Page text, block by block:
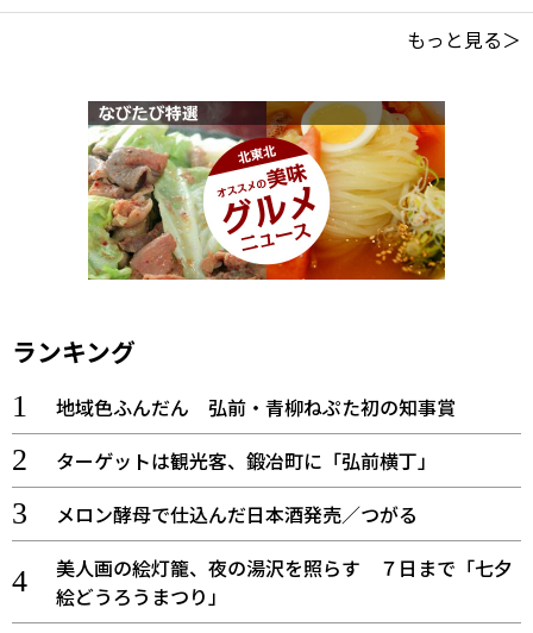
もっと見る＞
ランキング
地域色ふんだん 弘前・青柳ねぷた初の知事賞
ターゲットは観光客、鍛冶町に「弘前横丁」
メロン酵母で仕込んだ日本酒発売／つがる
美人画の絵灯籠、夜の湯沢を照らす ７日まで「七夕
絵どうろうまつり」